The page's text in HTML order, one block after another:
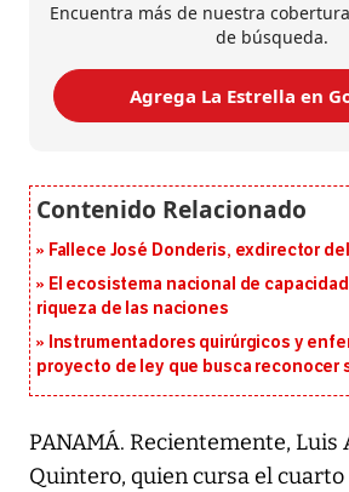
Encuentra más de nuestra
de búsqueda.
Agrega La Estrella en
Fallece José Donderis, exdirector
El ecosistema nacional de
riqueza de las naciones
Instrumentadores quirúrgicos y
proyecto de ley que busca reconocer
PANAMÁ. Recientemente,
Quintero, quien cursa el cuarto